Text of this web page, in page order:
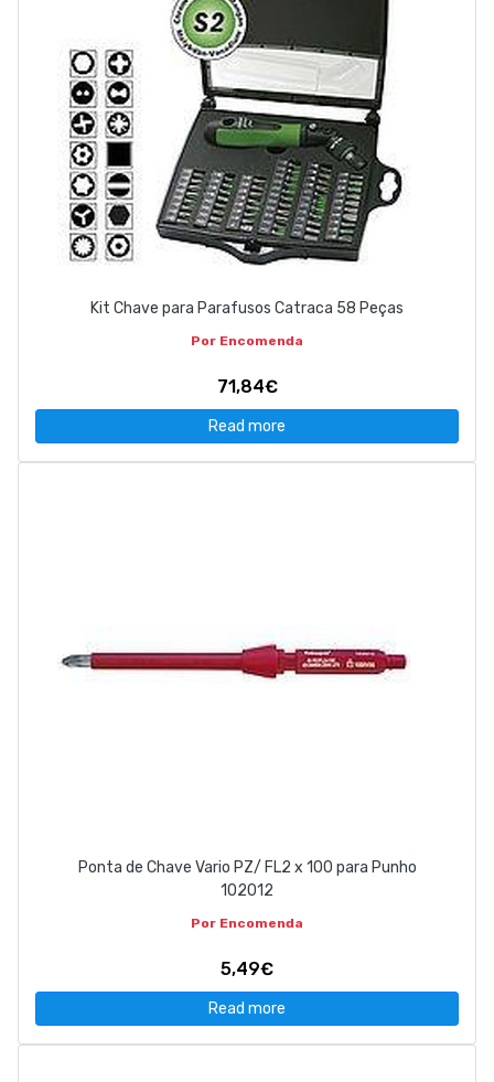
Kit Chave para Parafusos Catraca 58 Peças
Por Encomenda
71,84€
Read more
Ponta de Chave Vario PZ/ FL2 x 100 para Punho
102012
Por Encomenda
5,49€
Read more